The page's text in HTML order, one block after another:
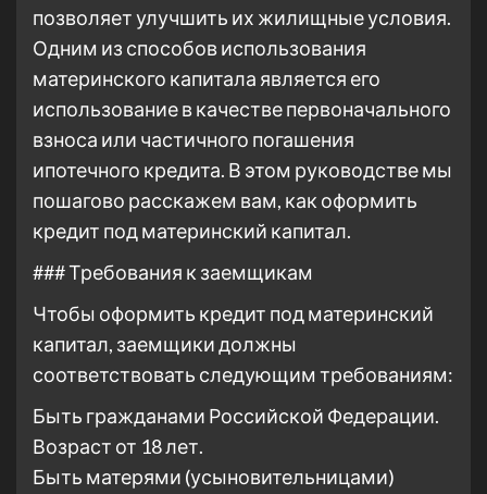
позволяет улучшить их жилищные условия.
Одним из способов использования
материнского капитала является его
использование в качестве первоначального
взноса или частичного погашения
ипотечного кредита. В этом руководстве мы
пошагово расскажем вам, как оформить
кредит под материнский капитал.
### Требования к заемщикам
Чтобы оформить кредит под материнский
капитал, заемщики должны
соответствовать следующим требованиям:
Быть гражданами Российской Федерации.
Возраст от 18 лет.
Быть матерями (усыновительницами)